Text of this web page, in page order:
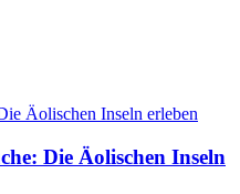
Die Äolischen Inseln